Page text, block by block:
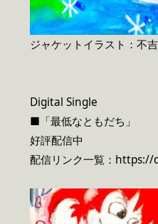
ジャケットイラスト：不
Digital Single
■「最低なともだち」
好評配信中
配信リンク一覧：